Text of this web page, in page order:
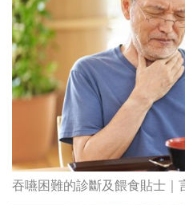
吞嚥困難的診斷及餵食貼士｜